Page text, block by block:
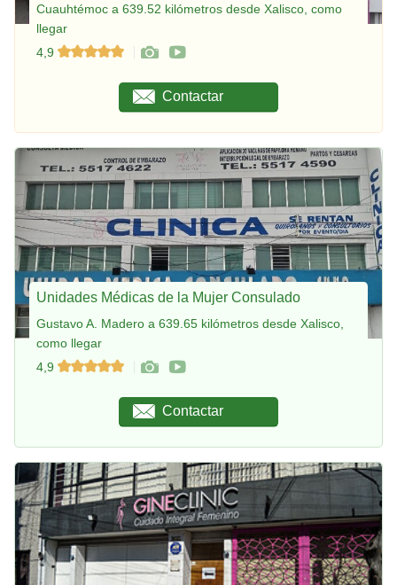
Cuauhtémoc a 639.52 kilómetros desde Xalisco, como
llegar
4,9
Contactar
Unidades Médicas de la Mujer Consulado
Gustavo A. Madero a 639.65 kilómetros desde Xalisco,
como llegar
4,9
Contactar